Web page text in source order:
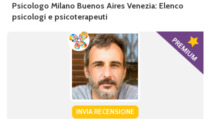
Psicologo Milano Buenos Aires Venezia: Elenco
psicologi e psicoterapeuti
INVIA RECENSIONE